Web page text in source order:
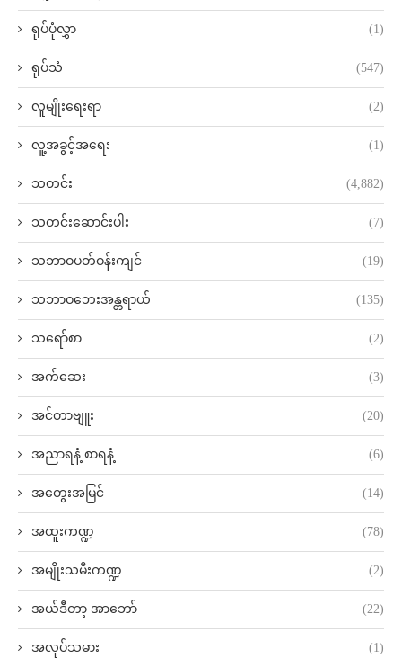
ရုပ်ပုံလွှာ (1)
ရုပ်သံ (547)
လူမျိုးရေးရာ (2)
လူ့အခွင့်အရေး (1)
သတင်း (4,882)
သတင်းဆောင်းပါး (7)
သဘာဝပတ်ဝန်းကျင် (19)
သဘာဝဘေးအန္တရာယ် (135)
သရော်စာ (2)
အက်ဆေး (3)
အင်တာဗျူး (20)
အညာရနံ့ စာရနံ့ (6)
အတွေးအမြင် (14)
အထူးကဏ္ဍ (78)
အမျိုးသမီးကဏ္ဍ (2)
အယ်ဒီတာ့ အာဘော် (22)
အလုပ်သမား (1)